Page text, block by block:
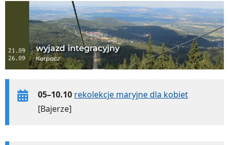
05–10.10 rekolekcje maryjne dla kobiet
[Bajerze]